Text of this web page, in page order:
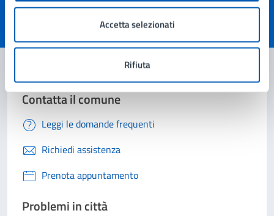
Accetta selezionati
Rifiuta
Valuta 5 stelle su 5
Valuta 4 stelle su 5
Valuta 3 stelle su 5
Valuta 2 stelle su 5
Contatta il comune
Leggi le domande frequenti
Richiedi assistenza
Prenota appuntamento
Problemi in città